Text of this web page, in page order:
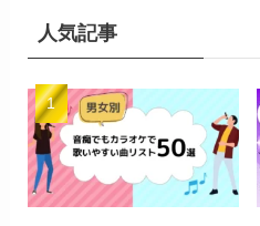
人気記事